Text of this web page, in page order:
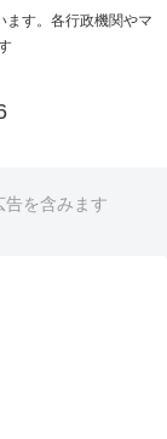
ます。各行政機関やマ
告を含みます